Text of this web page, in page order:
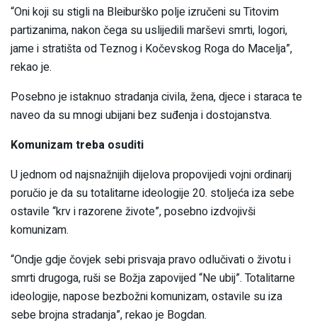
“Oni koji su stigli na Bleiburško polje izručeni su Titovim
partizanima, nakon čega su uslijedili marševi smrti, logori,
jame i stratišta od Teznog i Kočevskog Roga do Macelja”,
rekao je.
Posebno je istaknuo stradanja civila, žena, djece i staraca te
naveo da su mnogi ubijani bez suđenja i dostojanstva.
Komunizam treba osuditi
U jednom od najsnažnijih dijelova propovijedi vojni ordinarij
poručio je da su totalitarne ideologije 20. stoljeća iza sebe
ostavile “krv i razorene živote”, posebno izdvojivši
komunizam.
“Ondje gdje čovjek sebi prisvaja pravo odlučivati o životu i
smrti drugoga, ruši se Božja zapovijed “Ne ubij”. Totalitarne
ideologije, napose bezbožni komunizam, ostavile su iza
sebe brojna stradanja”, rekao je Bogdan.